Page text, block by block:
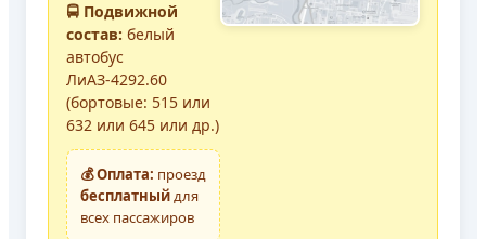
🚍 Подвижной
состав: белый
автобус
ЛиАЗ-4292.60
(бортовые: 515 или
632 или 645 или др.)
💰 Оплата: проезд
бесплатныйдля
всех пассажиров